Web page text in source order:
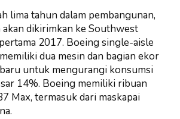
lima tahun dalam pembangunan,
dikirimkan ke Southwest
2017. Boeing single-aisle
dua mesin dan bagian ekor
untuk mengurangi konsumsi
14%. Boeing memiliki ribuan
Max, termasuk dari maskapai